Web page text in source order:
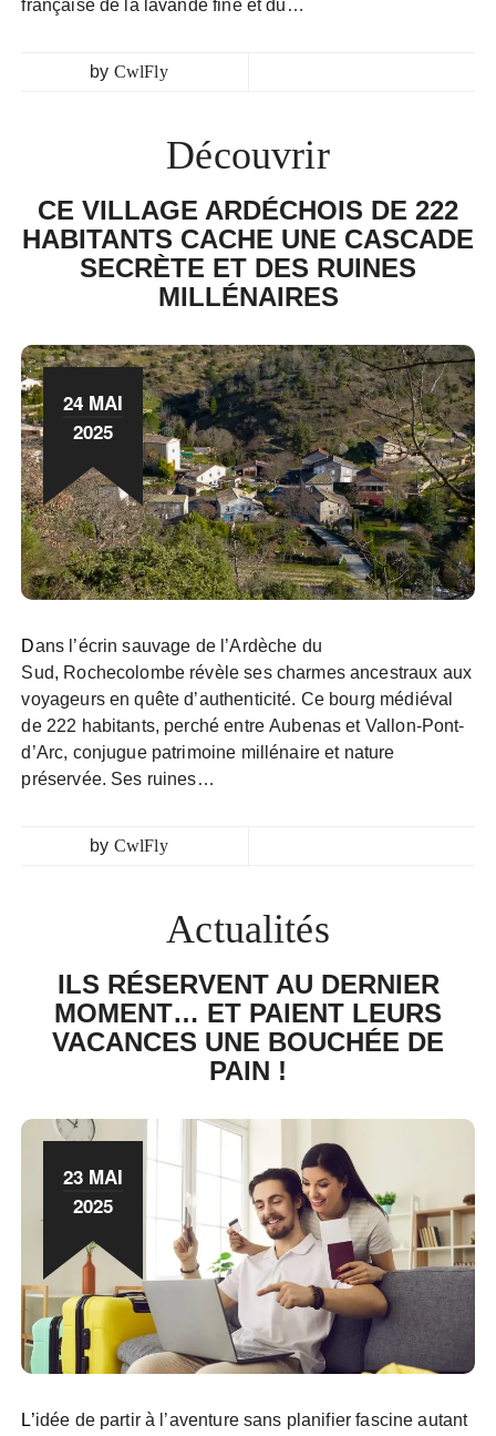
française de la lavande fine et du…
by CwlFly
Découvrir
CE VILLAGE ARDÉCHOIS DE 222
HABITANTS CACHE UNE CASCADE
SECRÈTE ET DES RUINES
MILLÉNAIRES
24 MAI
2025
Dans l’écrin sauvage de l’Ardèche du
Sud, Rochecolombe révèle ses charmes ancestraux aux
voyageurs en quête d’authenticité. Ce bourg médiéval
de 222 habitants, perché entre Aubenas et Vallon-Pont-
d’Arc, conjugue patrimoine millénaire et nature
préservée. Ses ruines…
by CwlFly
Actualités
ILS RÉSERVENT AU DERNIER
MOMENT… ET PAIENT LEURS
VACANCES UNE BOUCHÉE DE
PAIN !
23 MAI
2025
L’idée de partir à l’aventure sans planifier fascine autant